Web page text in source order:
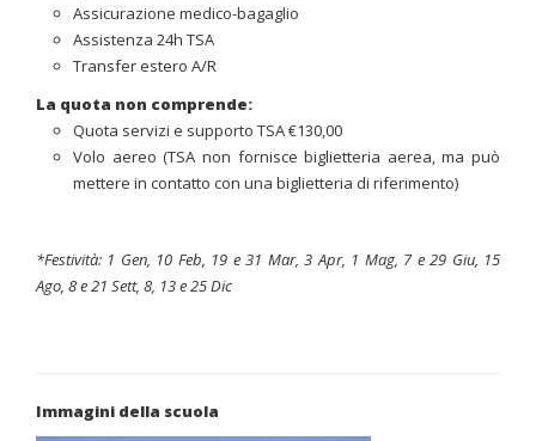
Assicurazione medico-bagaglio
Assistenza 24h TSA
Transfer estero A/R
La quota non comprende:
Quota servizi e supporto TSA €130,00
Volo aereo (TSA non fornisce biglietteria aerea, ma può
mettere in contatto con una biglietteria di riferimento)
*Festività: 1 Gen, 10 Feb, 19 e 31 Mar, 3 Apr, 1 Mag, 7 e 29 Giu, 15
Ago, 8 e 21 Sett, 8, 13 e 25 Dic
Immagini della scuola